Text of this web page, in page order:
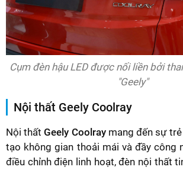
Cụm đèn hậu LED được nối liền bởi
"Geely"
Nội thất Geely Coolray
Nội thấtGeely Coolraymang đến sự trẻ
tạo không gian thoải mái và đầy công
điều chỉnh điện linh hoạt, đèn nội thất